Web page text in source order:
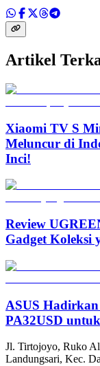
Artikel
Xiaomi TV S
Meluncur di
Inci!
Review
Gadget Koleksi
ASUS
PA32USD
Jl. Tirtojoyo, Ruko
Landungsari, Kec.